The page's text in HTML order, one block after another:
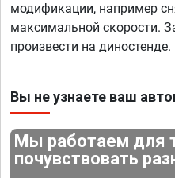
модификации, например
максимальной скорости.
произвести на диностенде.
Вы не узнаете ваш
Мы работаем для
почувствовать